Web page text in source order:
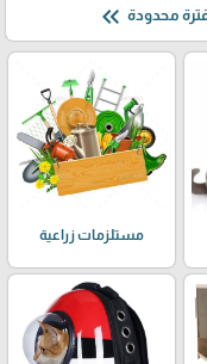
محدودة keyboard_double_arrow_left
مستلزمات زراعية